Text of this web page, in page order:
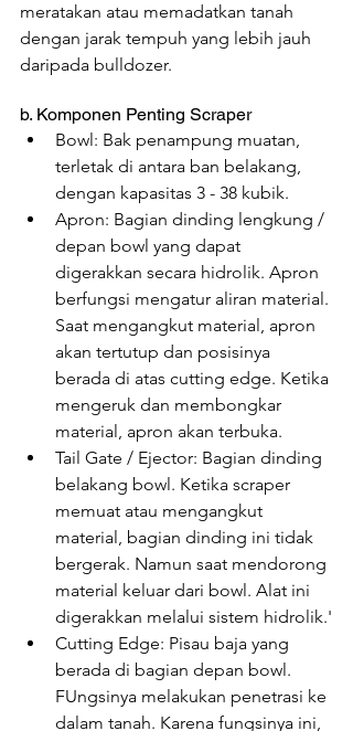
meratakan atau memadatkan tanah
dengan jarak tempuh yang lebih jauh
daripada bulldozer.
b. Komponen Penting Scraper
Bowl: Bak penampung muatan,
terletak di antara ban belakang,
dengan kapasitas 3 - 38 kubik.
Apron: Bagian dinding lengkung /
depan bowl yang dapat
digerakkan secara hidrolik. Apron
berfungsi mengatur aliran material.
Saat mengangkut material, apron
akan tertutup dan posisinya
berada di atas cutting edge. Ketika
mengeruk dan membongkar
material, apron akan terbuka.
Tail Gate / Ejector: Bagian dinding
belakang bowl. Ketika scraper
memuat atau mengangkut
material, bagian dinding ini tidak
bergerak. Namun saat mendorong
material keluar dari bowl. Alat ini
digerakkan melalui sistem hidrolik.'
Cutting Edge: Pisau baja yang
berada di bagian depan bowl.
FUngsinya melakukan penetrasi ke
dalam tanah. Karena fungsinya ini,